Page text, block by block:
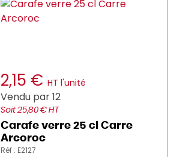
2,15 € HT l'unité
Vendu par 12
Soit 25,80 € HT
Carafe verre 25 cl Carre
Arcoroc
Réf : E2127